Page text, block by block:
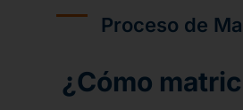
Proceso de
¿Cómo